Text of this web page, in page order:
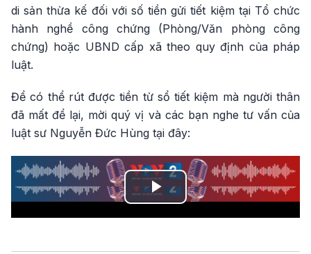
di sản thừa kế đối với số tiền gửi tiết kiệm tại Tổ chức
hành nghề công chứng (Phòng/Văn phòng công
chứng) hoặc UBND cấp xã theo quy định của pháp
luật.
Để có thể rút được tiền từ sổ tiết kiệm mà người thân
đã mất để lại, mời quý vị và các bạn nghe tư vấn của
luật sư Nguyễn Đức Hùng tại đây:
Play